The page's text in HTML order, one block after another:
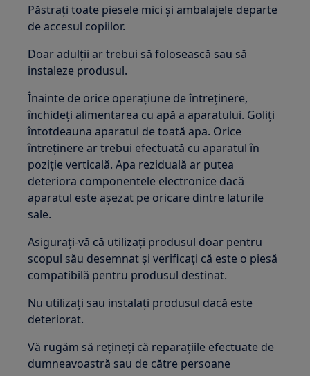
Păstrați toate piesele mici și ambalajele departe
de accesul copiilor.
Doar adulții ar trebui să folosească sau să
instaleze produsul.
Înainte de orice operațiune de întreținere,
închideți alimentarea cu apă a aparatului. Goliți
întotdeauna aparatul de toată apa. Orice
întreținere ar trebui efectuată cu aparatul în
poziție verticală. Apa reziduală ar putea
deteriora componentele electronice dacă
aparatul este așezat pe oricare dintre laturile
sale.
Asigurați-vă că utilizați produsul doar pentru
scopul său desemnat și verificați că este o piesă
compatibilă pentru produsul destinat.
Nu utilizați sau instalați produsul dacă este
deteriorat.
Vă rugăm să rețineți că reparațiile efectuate de
dumneavoastră sau de către persoane